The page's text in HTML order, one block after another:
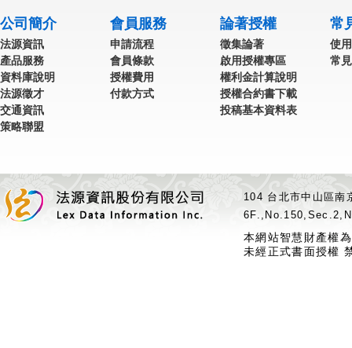
公司簡介
法源資訊
產品服務
資料庫說明
法源徵才
交通資訊
策略聯盟
會員服務
申請流程
會員條款
授權費用
付款方式
論著授權
徵集論著
啟用授權專區
權利金計算說明
授權合約書下載
投稿基本資料表
常
使
常
104 台北市中山區
本網站智慧財產權
未經正式書面授權